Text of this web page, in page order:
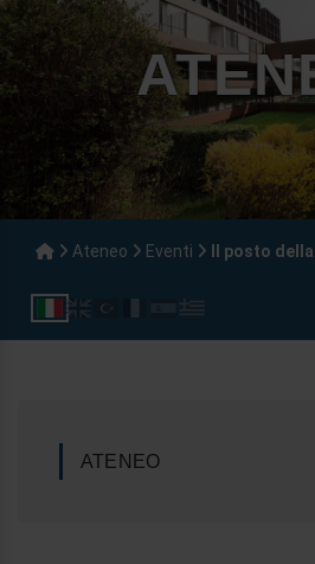
Ateneo Eventi Il posto
ATENEO